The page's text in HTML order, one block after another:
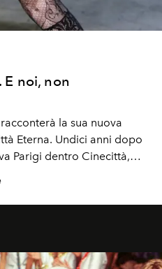
E noi, non
la sua nuova
Eterna. Undici anni dopo
Parigi dentro Cinecittà,